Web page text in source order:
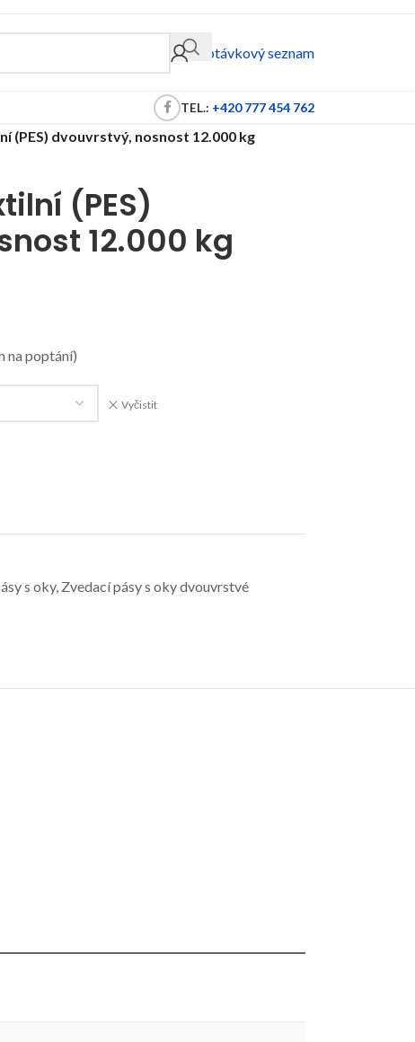
Poptávkový seznam
TEL.: +420 777 454 762
(PES) dvouvrstvý, nosnost 12.000 kg
(PES)
12.000 kg
na poptání)
Vyčistit
s oky, Zvedací pásy s oky dvouvrstvé